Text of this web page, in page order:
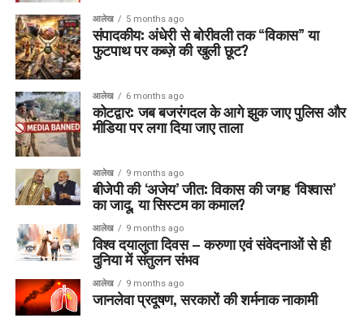
आलेख 5 months ago
संपादकीय: अंधेरी से बोरीवली तक “विकास” या
फुटपाथ पर कब्ज़े की खुली छूट?
आलेख 6 months ago
कोटद्वार: जब बजरंगदल के आगे झुक जाए पुलिस और
मीडिया पर लगा दिया जाए ताला
आलेख 9 months ago
बीजेपी की ‘अजेय’ जीत: विकास की जगह ‘विश्वास’
का जादू, या सिस्टम का कमाल?
आलेख 9 months ago
विश्व दयालुता दिवस – करुणा एवं संवेदनाओं से ही
दुनिया में संतुलन संभव
आलेख 9 months ago
जानलेवा प्रदूषण, सरकारों की शर्मनाक नाकामी